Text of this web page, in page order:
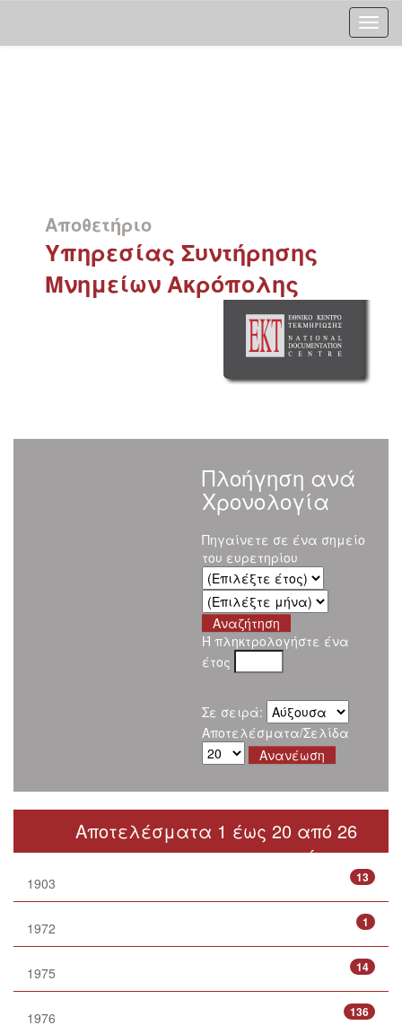
Αποθετήριο
Υπηρεσίας Συντήρησης
Μνημείων Ακρόπολης
Πλοήγηση ανά
Χρονολογία
Πηγαίνετε σε ένα σημείο
του ευρετηρίου
Ή πληκτρολογήστε ένα
έτος
Σε σειρά:
Αποτελέσματα/Σελίδα
Αποτελέσματα 1 έως 20 από 26
επόμενο >
1903 13
1972 1
1975 14
1976 136